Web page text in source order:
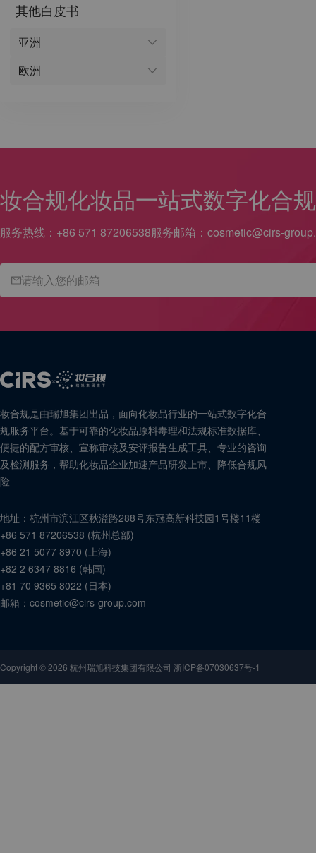
其他白皮书
亚洲
欧洲
妆合规化妆品一站式数字化合
服务热线： +86 571 87206538服务邮箱： cosmetic@cirs-
×
妆合规是由瑞旭集团出品，面向化妆品行业的一站式数字化合
规服务平台。基于可靠的化妆品原料毒理和法规标准数据库、
便捷的配方审核、宣称审核及安评报告生成工具、专业的咨询
及检测服务，帮助化妆品企业加速产品研发上市、降低合规风
险
地址： 杭州市滨江区秋溢路288号东冠高新科技园1号楼11楼
+86 571 87206538 (杭州总部)
+86 21 5077 8970 (上海)
+82 2 6347 8816 (韩国)
+81 70 9365 8022 (日本)
邮箱： cosmetic@cirs-group.com
Copyright ©2026 杭州瑞旭科技集团有限公司 浙ICP备07030637号-1